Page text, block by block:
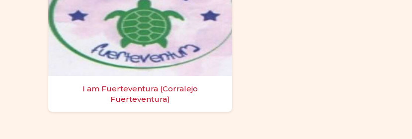
I am Fuerteventura (Corralejo
Fuerteventura)